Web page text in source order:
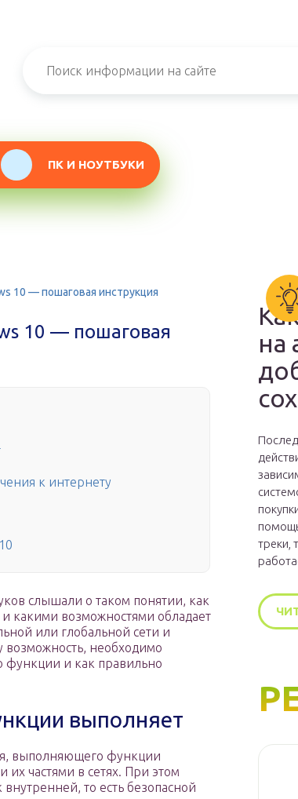
ПК И НОУТБУКИ
10 — пошаговая инструкция
10 — пошаговая
к интернету
слышали о таком понятии, как
какими возможностями обладает
или глобальной сети и
возможность, необходимо
функции и как правильно
выполняет
выполняющего функции
частями в сетях. При этом
то есть безопасной
на
треки,